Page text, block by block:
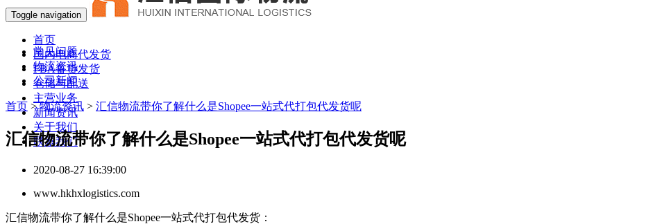
Toggle navigation
首页
国内电商代发货
FBA备货发货
仓储与配送
主营业务
新闻资讯
关于我们
联系我们
常见问题
物流资讯
公司新闻
首页 >物流资讯 > 汇信物流带你了解什么是Shopee一站式代打包代发货呢
汇信物流带你了解什么是Shopee一站式代打包代发货呢
2020-08-27 16:39:00
www.hkhxlogistics.com
汇信物流带你了解什么是Shopee一站式代打包代发货：